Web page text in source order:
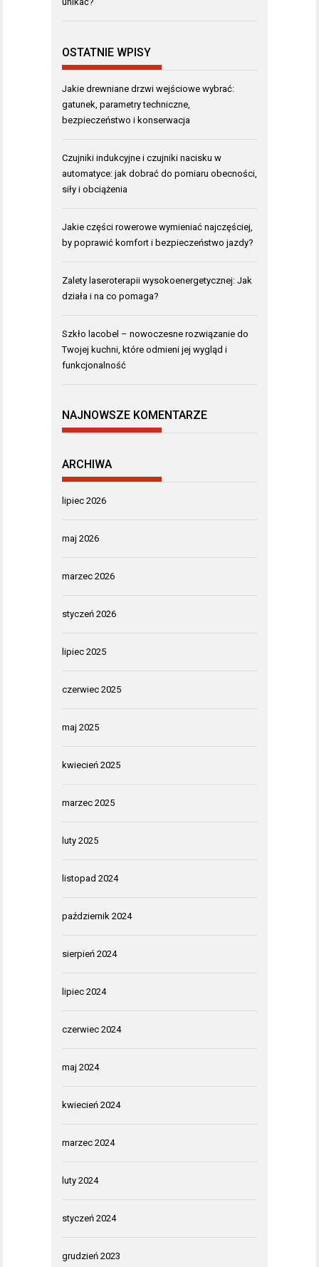
OSTATNIE WPISY
Jakie drewniane drzwi wejściowe wybrać:
gatunek, parametry techniczne,
bezpieczeństwo i konserwacja
Czujniki indukcyjne i czujniki nacisku w
automatyce: jak dobrać do pomiaru obecności,
siły i obciążenia
Jakie części rowerowe wymieniać najczęściej,
by poprawić komfort i bezpieczeństwo jazdy?
Zalety laseroterapii wysokoenergetycznej: Jak
działa i na co pomaga?
Szkło lacobel – nowoczesne rozwiązanie do
Twojej kuchni, które odmieni jej wygląd i
funkcjonalność
NAJNOWSZE KOMENTARZE
ARCHIWA
lipiec 2026
maj 2026
marzec 2026
styczeń 2026
lipiec 2025
czerwiec 2025
maj 2025
kwiecień 2025
marzec 2025
luty 2025
listopad 2024
październik 2024
sierpień 2024
lipiec 2024
czerwiec 2024
maj 2024
kwiecień 2024
marzec 2024
luty 2024
styczeń 2024
grudzień 2023